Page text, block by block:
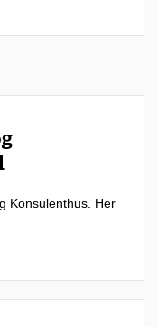
Konsulenthus. Her